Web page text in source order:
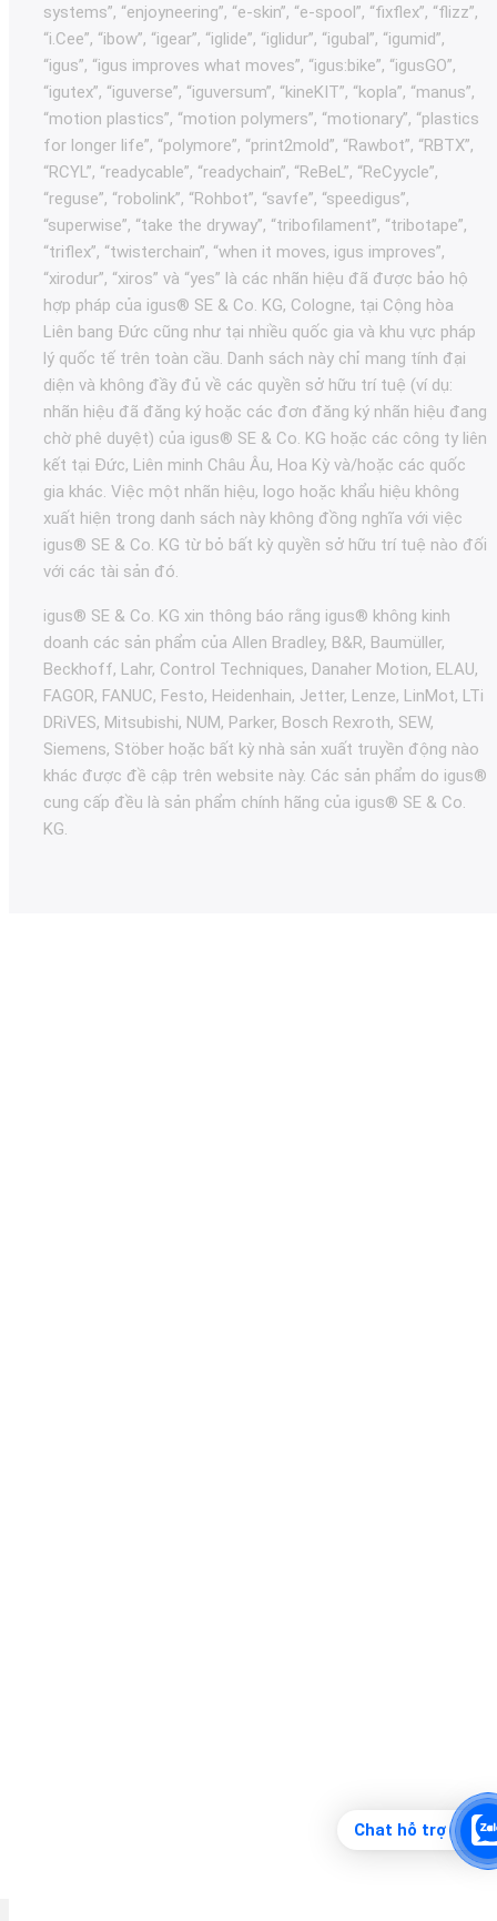
systems”, “enjoyneering”, “e-skin”, “e-spool”, “fixflex”, “flizz”,
“i.Cee”, “ibow”, “igear”, “iglide”, “iglidur”, “igubal”, “igumid”,
“igus”, “igus improves what moves”, “igus:bike”, “igusGO”,
“igutex”, “iguverse”, “iguversum”, “kineKIT”, “kopla”, “manus”,
“motion plastics”, “motion polymers”, “motionary”, “plastics
for longer life”, “polymore”, “print2mold”, “Rawbot”, “RBTX”,
“RCYL”, “readycable”, “readychain”, “ReBeL”, “ReCyycle”,
“reguse”, “robolink”, “Rohbot”, “savfe”, “speedigus”,
“superwise”, “take the dryway”, “tribofilament”, “tribotape”,
“triflex”, “twisterchain”, “when it moves, igus improves”,
“xirodur”, “xiros” và “yes” là các nhãn hiệu đã được bảo hộ
hợp pháp của igus® SE & Co. KG, Cologne, tại Cộng hòa
Liên bang Đức cũng như tại nhiều quốc gia và khu vực pháp
lý quốc tế trên toàn cầu. Danh sách này chỉ mang tính đại
diện và không đầy đủ về các quyền sở hữu trí tuệ (ví dụ:
nhãn hiệu đã đăng ký hoặc các đơn đăng ký nhãn hiệu đang
chờ phê duyệt) của igus® SE & Co. KG hoặc các công ty liên
kết tại Đức, Liên minh Châu Âu, Hoa Kỳ và/hoặc các quốc
gia khác. Việc một nhãn hiệu, logo hoặc khẩu hiệu không
xuất hiện trong danh sách này không đồng nghĩa với việc
igus® SE & Co. KG từ bỏ bất kỳ quyền sở hữu trí tuệ nào đối
với các tài sản đó.
igus® SE & Co. KG xin thông báo rằng igus® không kinh
doanh các sản phẩm của Allen Bradley, B&R, Baumüller,
Beckhoff, Lahr, Control Techniques, Danaher Motion, ELAU,
FAGOR, FANUC, Festo, Heidenhain, Jetter, Lenze, LinMot, LTi
DRiVES, Mitsubishi, NUM, Parker, Bosch Rexroth, SEW,
Siemens, Stöber hoặc bất kỳ nhà sản xuất truyền động nào
khác được đề cập trên website này. Các sản phẩm do igus®
cung cấp đều là sản phẩm chính hãng của igus® SE & Co.
KG.
Chat hỗ trợ